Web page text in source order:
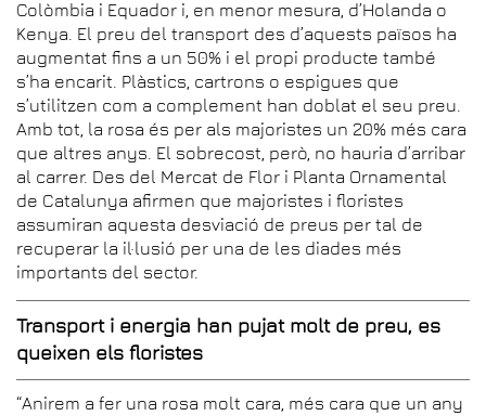
Colòmbia i Equador i, en menor mesura, d’Holanda o
Kenya. El preu del transport des d’aquests països ha
augmentat fins a un 50% i el propi producte també
s’ha encarit. Plàstics, cartrons o espigues que
s’utilitzen com a complement han doblat el seu preu.
Amb tot, la rosa és per als majoristes un 20% més cara
que altres anys. El sobrecost, però, no hauria d’arribar
al carrer. Des del Mercat de Flor i Planta Ornamental
de Catalunya afirmen que majoristes i floristes
assumiran aquesta desviació de preus per tal de
recuperar la il·lusió per una de les diades més
importants del sector.
Transport i energia han pujat molt de preu, es
queixen els floristes
“Anirem a fer una rosa molt cara, més cara que un any